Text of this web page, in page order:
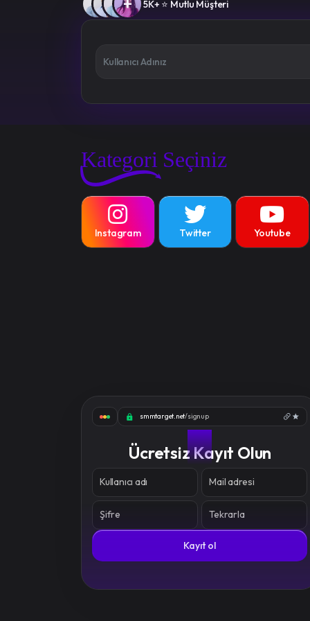
5K+ ⭐ Mutlu Müşteri
Kategori Seçiniz
Instagram Twitter Youtube
smmtarget.net/signup
01
Ücretsiz Kayıt Olun
Kullanıcı adı Mail adresi
Şifre Tekrarla
Kayıt ol